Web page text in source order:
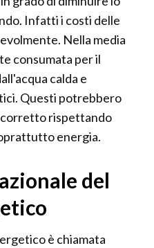
Infatti i costi delle
Nella media
consumata per il
calda e
Questi potrebbero
corretto rispettando
energia.
del
è chiamata